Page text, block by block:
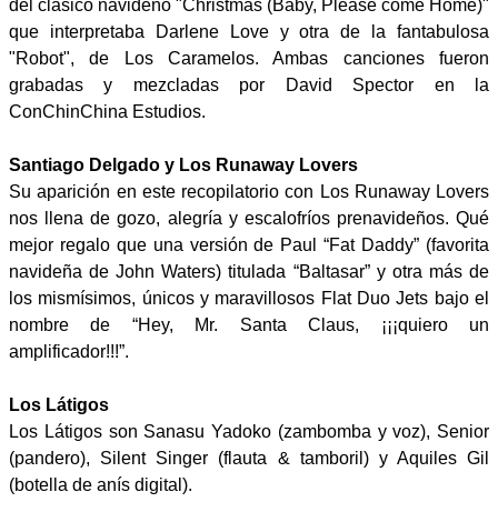
del clásico navideño "Christmas (Baby, Please come Home)"
que interpretaba Darlene Love y otra de la fantabulosa
"Robot", de Los Caramelos. Ambas canciones fueron
grabadas y mezcladas por David Spector en la
ConChinChina Estudios.
Santiago Delgado y Los Runaway Lovers
Su aparición en este recopilatorio con Los Runaway Lovers
nos llena de gozo, alegría y escalofríos prenavideños. Qué
mejor regalo que una versión de Paul “Fat Daddy” (favorita
navideña de John Waters) titulada “Baltasar” y otra más de
los mismísimos, únicos y maravillosos Flat Duo Jets bajo el
nombre de “Hey, Mr. Santa Claus, ¡¡¡quiero un
amplificador!!!”.
Los Látigos
Los Látigos son Sanasu Yadoko (zambomba y voz), Senior
(pandero), Silent Singer (flauta & tamboril) y Aquiles Gil
(botella de anís digital).